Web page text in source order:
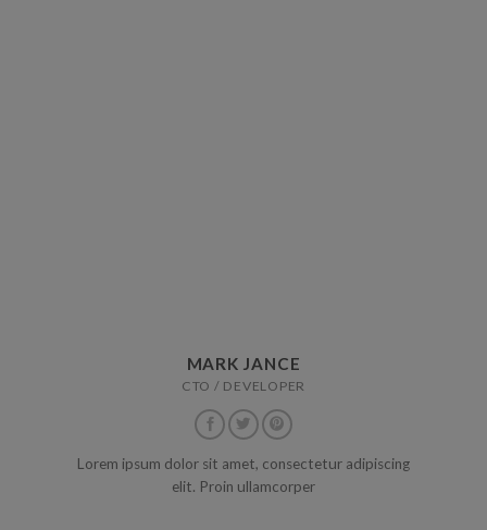
MARK JANCE
CTO / DEVELOPER
Lorem ipsum dolor sit amet, consectetur adipiscing
elit. Proin ullamcorper